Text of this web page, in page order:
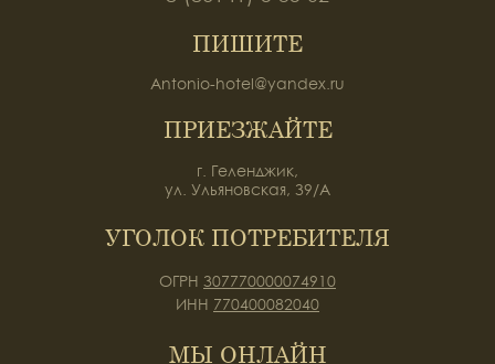
ПИШИТЕ
Antonio-hotel@yandex.ru
ПРИЕЗЖАЙТЕ
г. Геленджик,
ул. Ульяновская, 39/А
УГОЛОК ПОТРЕБИТЕЛЯ
ОГРН 307770000074910
ИНН 770400082040
МЫ ОНЛАЙН